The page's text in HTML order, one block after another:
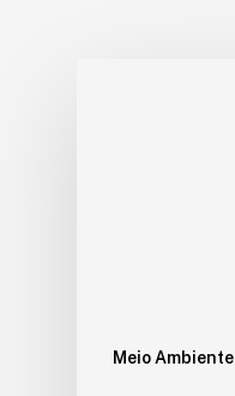
Meio Ambiente